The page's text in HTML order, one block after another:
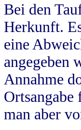
Bei den
Herkunft.
eine
angegeben
Annahme
Ortsangabe
man aber